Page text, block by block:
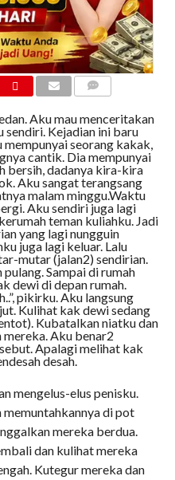
Aku mau menceritakan
sendiri. Kejadian ini baru
seorang kakak,
cantik. Dia mempunyai
bersih, dadanya kira-kira
Aku sangat terangsang
malam minggu.Waktu
Aku sendiri juga lagi
teman kuliahku. Jadi
yang lagi nungguin
juga lagi keluar. Lalu
mutar (jalan2) sendirian.
pulang. Sampai di rumah
dewi di depan rumah.
pikirku. Aku langsung
Kulihat kak dewi sedang
Kubatalkan niatku dan
Aku benar2
Apalagi melihat kak
desah.
mengelus-elus penisku.
memuntahkannya di pot
mereka berdua.
dan kulihat mereka
Kutegur mereka dan